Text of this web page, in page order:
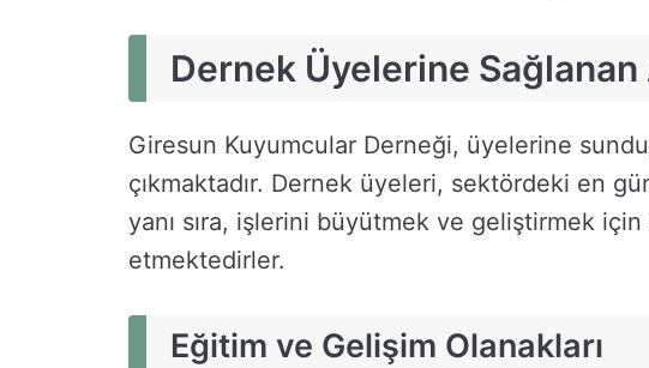
Dernek Üyelerine
Giresun Kuyumcular Derneği, üyelerine
çıkmaktadır. Dernek üyeleri, sektördeki en
yanı sıra, işlerini büyütmek ve geliştirmek
etmektedirler.
Eğitim ve Gelişim Olanakları